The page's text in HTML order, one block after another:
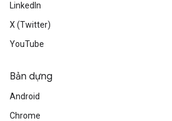
LinkedIn
X (Twitter)
YouTube
Bản dựng
Android
Chrome